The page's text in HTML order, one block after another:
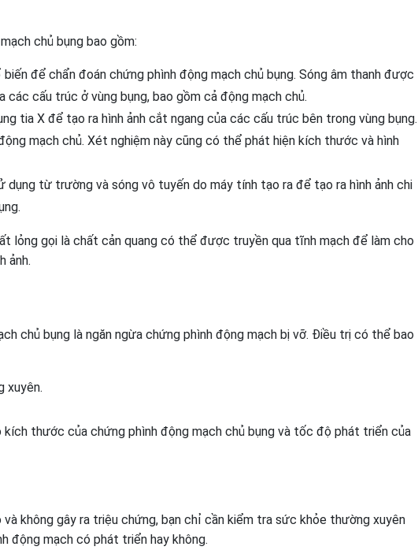
chủ bụng bao gồm:
để chẩn đoán chứng phình động mạch chủ bụng. Sóng âm thanh được
các cấu trúc ở vùng bụng, bao gồm cả động mạch chủ.
tia X để tạo ra hình ảnh cắt ngang của các cấu trúc bên trong vùng bụng.
mạch chủ. Xét nghiệm này cũng có thể phát hiện kích thước và hình
dụng từ trường và sóng vô tuyến do máy tính tạo ra để tạo ra hình ảnh chi
lỏng gọi là chất cản quang có thể được truyền qua tĩnh mạch để làm cho
ảnh.
chủ bụng là ngăn ngừa chứng phình động mạch bị vỡ. Điều trị có thể bao
xuyên.
thước của chứng phình động mạch chủ bụng và tốc độ phát triển của
không gây ra triệu chứng, bạn chỉ cần kiểm tra sức khỏe thường xuyên
động mạch có phát triển hay không.